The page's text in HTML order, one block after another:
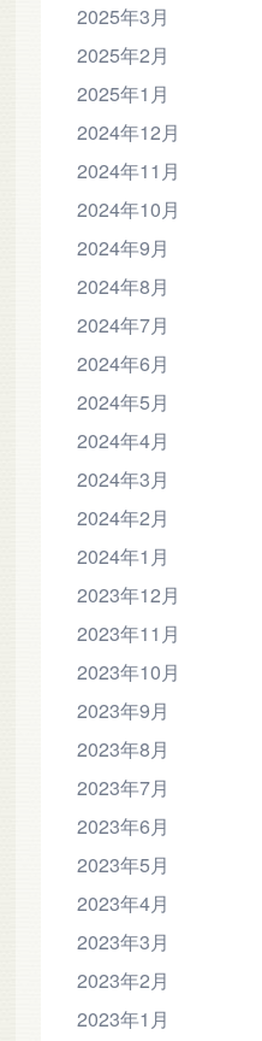
2025年3月
2025年2月
2025年1月
2024年12月
2024年11月
2024年10月
2024年9月
2024年8月
2024年7月
2024年6月
2024年5月
2024年4月
2024年3月
2024年2月
2024年1月
2023年12月
2023年11月
2023年10月
2023年9月
2023年8月
2023年7月
2023年6月
2023年5月
2023年4月
2023年3月
2023年2月
2023年1月